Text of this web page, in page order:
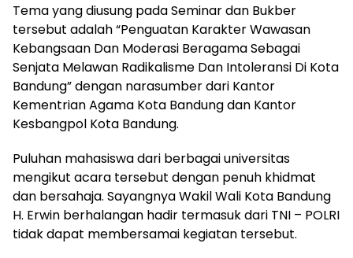
Tema yang diusung pada Seminar dan Bukber
tersebut adalah “Penguatan Karakter Wawasan
Kebangsaan Dan Moderasi Beragama Sebagai
Senjata Melawan Radikalisme Dan Intoleransi Di Kota
Bandung” dengan narasumber dari Kantor
Kementrian Agama Kota Bandung dan Kantor
Kesbangpol Kota Bandung.
Puluhan mahasiswa dari berbagai universitas
mengikut acara tersebut dengan penuh khidmat
dan bersahaja. Sayangnya Wakil Wali Kota Bandung
H. Erwin berhalangan hadir termasuk dari TNI – POLRI
tidak dapat membersamai kegiatan tersebut.